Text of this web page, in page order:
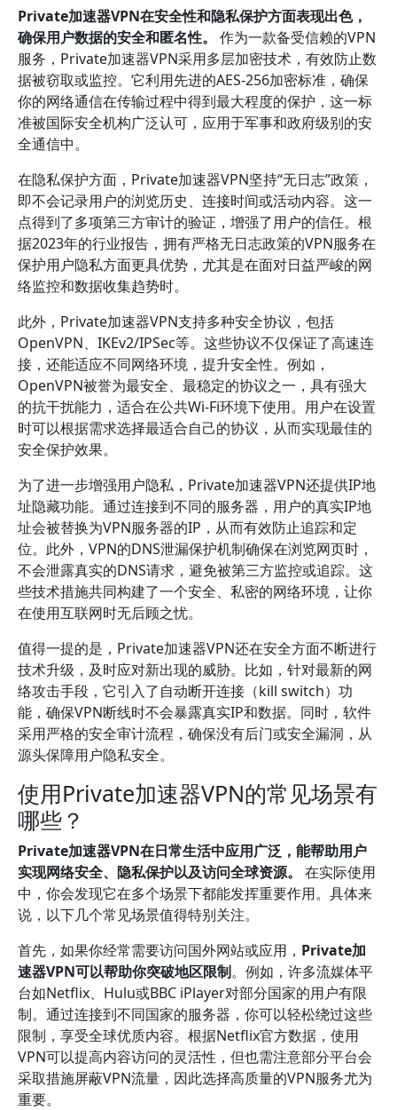
Private加速器VPN在安全性和隐私保护方面表现出色，
确保用户数据的安全和匿名性。
作为一款备受信赖的VPN
服务，Private加速器VPN采用多层加密技术，有效防止数
据被窃取或监控。它利用先进的AES-256加密标准，确保
你的网络通信在传输过程中得到最大程度的保护，这一标
准被国际安全机构广泛认可，应用于军事和政府级别的安
全通信中。
在隐私保护方面，Private加速器VPN坚持“无日志”政策，
即不会记录用户的浏览历史、连接时间或活动内容。这一
点得到了多项第三方审计的验证，增强了用户的信任。根
据2023年的行业报告，拥有严格无日志政策的VPN服务在
保护用户隐私方面更具优势，尤其是在面对日益严峻的网
络监控和数据收集趋势时。
此外，Private加速器VPN支持多种安全协议，包括
OpenVPN、IKEv2/IPSec等。这些协议不仅保证了高速连
接，还能适应不同网络环境，提升安全性。例如，
OpenVPN被誉为最安全、最稳定的协议之一，具有强大
的抗干扰能力，适合在公共Wi-Fi环境下使用。用户在设置
时可以根据需求选择最适合自己的协议，从而实现最佳的
安全保护效果。
为了进一步增强用户隐私，Private加速器VPN还提供IP地
址隐藏功能。通过连接到不同的服务器，用户的真实IP地
址会被替换为VPN服务器的IP，从而有效防止追踪和定
位。此外，VPN的DNS泄漏保护机制确保在浏览网页时，
不会泄露真实的DNS请求，避免被第三方监控或追踪。这
些技术措施共同构建了一个安全、私密的网络环境，让你
在使用互联网时无后顾之忧。
值得一提的是，Private加速器VPN还在安全方面不断进行
技术升级，及时应对新出现的威胁。比如，针对最新的网
络攻击手段，它引入了自动断开连接（kill switch）功
能，确保VPN断线时不会暴露真实IP和数据。同时，软件
采用严格的安全审计流程，确保没有后门或安全漏洞，从
源头保障用户隐私安全。
使用Private加速器VPN的常见场景有
哪些？
Private加速器VPN在日常生活中应用广泛，能帮助用户
实现网络安全、隐私保护以及访问全球资源。
在实际使用
中，你会发现它在多个场景下都能发挥重要作用。具体来
说，以下几个常见场景值得特别关注。
首先，如果你经常需要访问国外网站或应用， Private加
速器VPN可以帮助你突破地区限制。例如，许多流媒体平
台如Netflix、Hulu或BBC iPlayer对部分国家的用户有限
制。通过连接到不同国家的服务器，你可以轻松绕过这些
限制，享受全球优质内容。根据Netflix官方数据，使用
VPN可以提高内容访问的灵活性，但也需注意部分平台会
采取措施屏蔽VPN流量，因此选择高质量的VPN服务尤为
重要。